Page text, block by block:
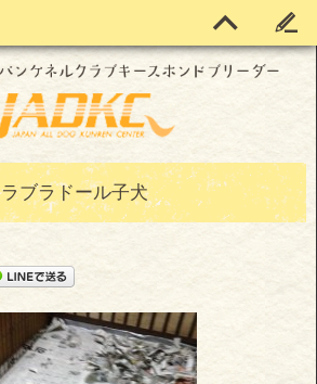
ラブラドール子犬